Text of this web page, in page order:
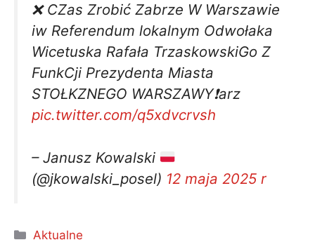
❌ CZas Zrobić Zabrze W Warszawie
iw Referendum lokalnym Odwołaka
Wicetuska Rafała TrzaskowskiGo Z
FunkCji Prezydenta Miasta
STOŁKZNEGO WARSZAWY❗arz
pic.twitter.com/q5xdvcrvsh
– Janusz Kowalski
(@jkowalski_posel) 12 maja 2025 r
Kategorie
Aktualne